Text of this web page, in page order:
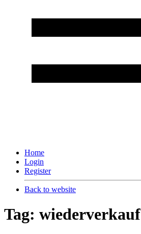
Home
Login
Register
Back to website
Tag: wiederverkauf